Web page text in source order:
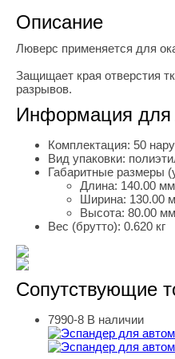
Описание
Люверс применяется для
Защищает края отверстия
разрывов.
Информация для
Комплектация: 50
Вид упаковки:
Габаритные размеры
Длина: 140.00 мм
Ширина: 130.00
Высота: 80.00 мм
Вес (брутто): 0.620 кг
Сопутствующие
Эспандер для
7990-8 В наличии